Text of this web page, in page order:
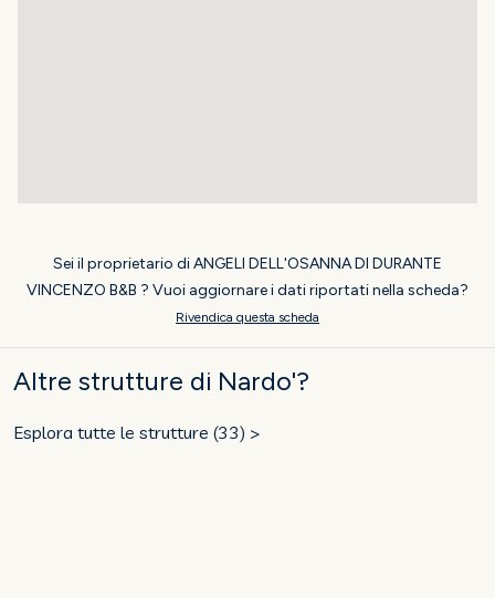
Sei il proprietario di ANGELI DELL'OSANNA DI DURANTE
VINCENZO B&B ? Vuoi aggiornare i dati riportati nella scheda?
Rivendica questa scheda
Altre strutture di Nardo'?
Esplora tutte le strutture (33) >